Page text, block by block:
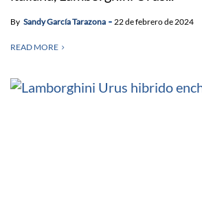
By Sandy García Tarazona 22 de febrero de 2024
READ MORE